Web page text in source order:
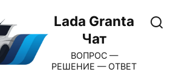
Lada Granta
Чат
ВОПРОС —
РЕШЕНИЕ — ОТВЕТ